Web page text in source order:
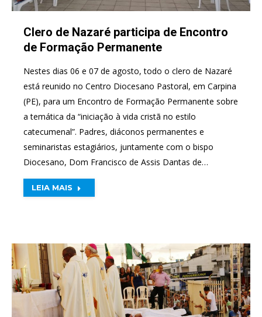
Clero de Nazaré participa de Encontro
de Formação Permanente
Nestes dias 06 e 07 de agosto, todo o clero de Nazaré
está reunido no Centro Diocesano Pastoral, em Carpina
(PE), para um Encontro de Formação Permanente sobre
a temática da “iniciação à vida cristã no estilo
catecumenal”. Padres, diáconos permanentes e
seminaristas estagiários, juntamente com o bispo
Diocesano, Dom Francisco de Assis Dantas de…
LEIA MAIS